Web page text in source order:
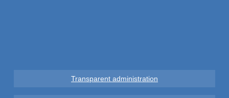
Transparent administration